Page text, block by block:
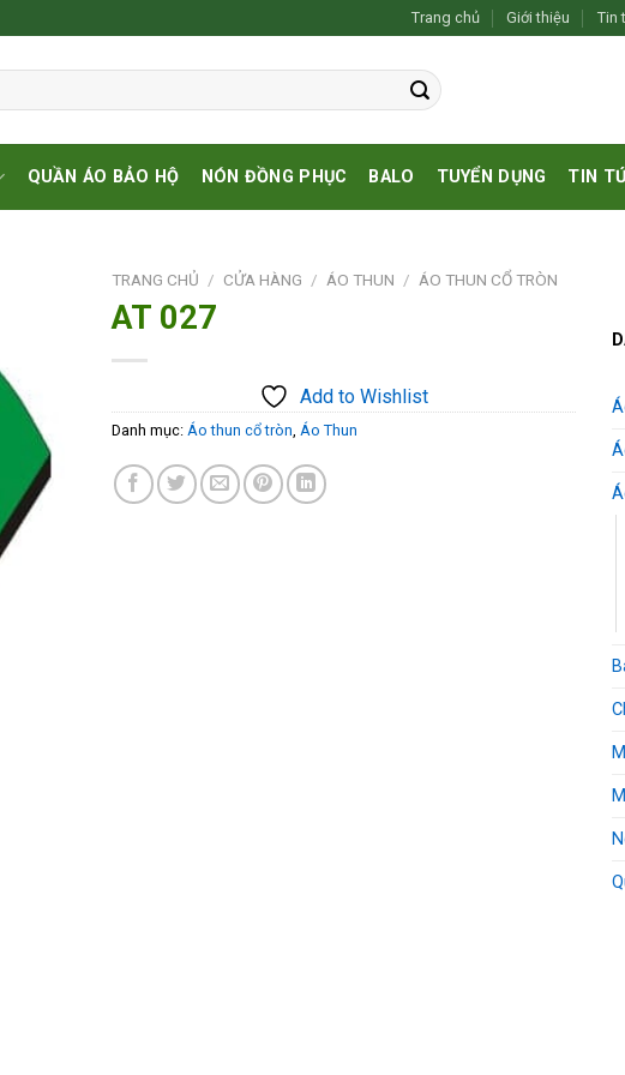
Trang chủ Giới thiệu Tin
QUẦN ÁO BẢO HỘ NÓN ĐỒNG PHỤC BALO TUYỂN DỤNG TIN
Add to
Wishlist
TRANG CHỦ / CỬA HÀNG / ÁO THUN / ÁO THUN CỔ TRÒN
AT 027
Add to Wishlist
Danh mục: Áo thun cổ tròn Áo Thun